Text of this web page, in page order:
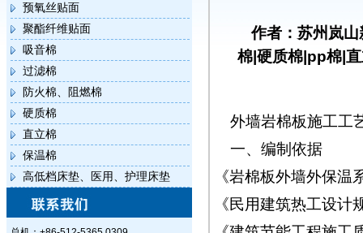
预氧丝贴面
聚酯纤维贴面
吸音棉
过滤棉
防火棉、阻燃棉
硬质棉
直立棉
保温棉
高低档床垫、医用、护理床垫
作者：苏州岚
棉|硬质棉|pp棉|
外墙岩棉板施工工
一、编制依据
《岩棉板外墙外保温
《民用建筑热工设计